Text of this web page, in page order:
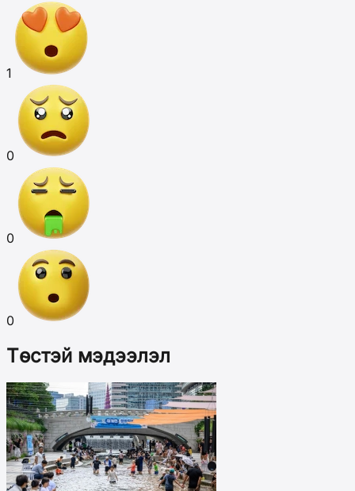
1
0
0
0
Төстэй мэдээлэл